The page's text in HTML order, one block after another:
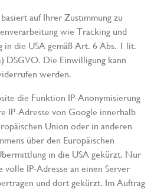
auf Ihrer Zustimmung zu
wie Tracking und
die USA gemäß Art. 6 Abs. 1 lit.
DSGVO. Die Einwilligung kann
werden.
die Funktion IP-Anonymisierung
IP-Adresse von Google innerhalb
Union oder in anderen
über den Europäischen
in die USA gekürzt. Nur
IP-Adresse an einen Server
und dort gekürzt. Im Auftrag